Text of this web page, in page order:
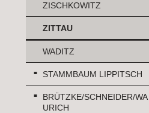
ZISCHKOWITZ
ZITTAU
WADITZ
STAMMBAUM LIPPITSCH
BRÜTZKE/SCHNEIDER/WA
URICH